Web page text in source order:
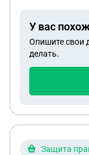
срок?
У вас
Опишите свои
делать.
Защита